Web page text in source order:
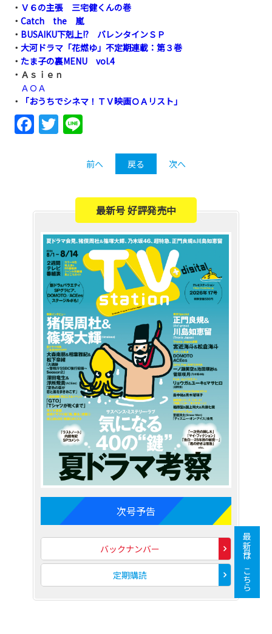
・ Ｖ６の主張 三宅健くんの巻
・ Catch the 嵐
・ BUSAIKU下剋上!? バレンタインＳＰ
・ 大河ドラマ「花燃ゆ」不定期連載：第３巻
・ たま子の裏MENU vol.4
・Ａｓｉｅｎ
ＡＯＡ
・
「おうちでシネマ！ＴＶ映画ＯＡリスト」
Facebook
Twitter
前へ 戻る 次へ
最新号 好評発売中
次号予告
バックナンバー
定期購読 最新号はこちら